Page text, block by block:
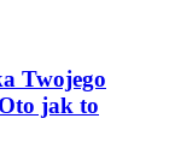
Twojego
jak to